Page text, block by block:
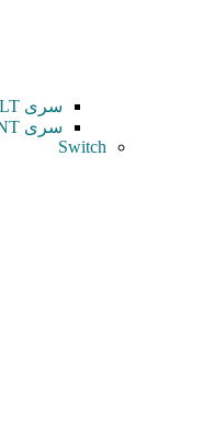
سری GPonOLT
سری GPonONT
Switch